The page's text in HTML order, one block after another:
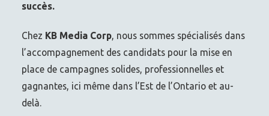
succès.
Chez KB Media Corp, nous sommes spécialisés dans
l’accompagnement des candidats pour la mise en
place de campagnes solides, professionnelles et
gagnantes, ici même dans l’Est de l’Ontario et au-
delà.